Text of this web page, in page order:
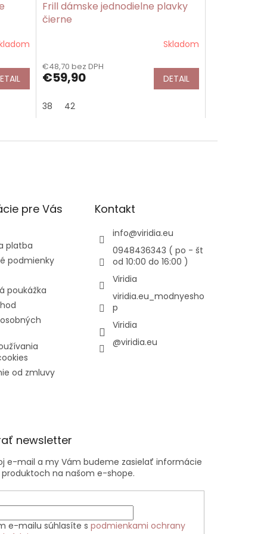
Frill dámske jednodielne plavky
čierne
Skladom
€48,70 bez DPH
€59,90 DETAIL
38 42
pre Vás
platba
podmienky
poukážka
od zmluvy
Kontakt
info@viridia.eu
0948436343 ( po - št
od 10:00 do 16:00 )
Viridia
viridia.eu_modnyesho
p
Viridia
@viridia.eu
newsletter
e-mail a my Vám budeme zasielať informácie
na našom e-shope.
e-mailu súhlasíte spodmienkami ochrany